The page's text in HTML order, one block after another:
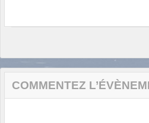
COMMENTEZ